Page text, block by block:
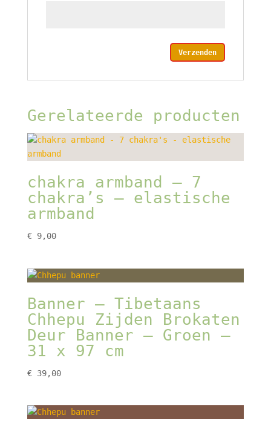
Gerelateerde producten
chakra armband – 7
chakra’s – elastische
armband
€9,00
Banner – Tibetaans
Chhepu Zijden Brokaten
Deur Banner – Groen –
31 x 97 cm
€39,00